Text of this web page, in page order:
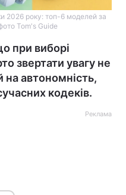
2026 року: топ-6 моделей за
Tom's Guide
при виборі
звертати увагу не
на автономність,
кодеків.
Реклама